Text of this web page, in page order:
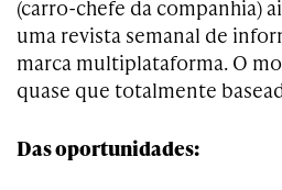
(carro-chefe da companhia)
uma revista semanal de
marca multiplataforma. O
quase que totalmente
Das oportunidades: